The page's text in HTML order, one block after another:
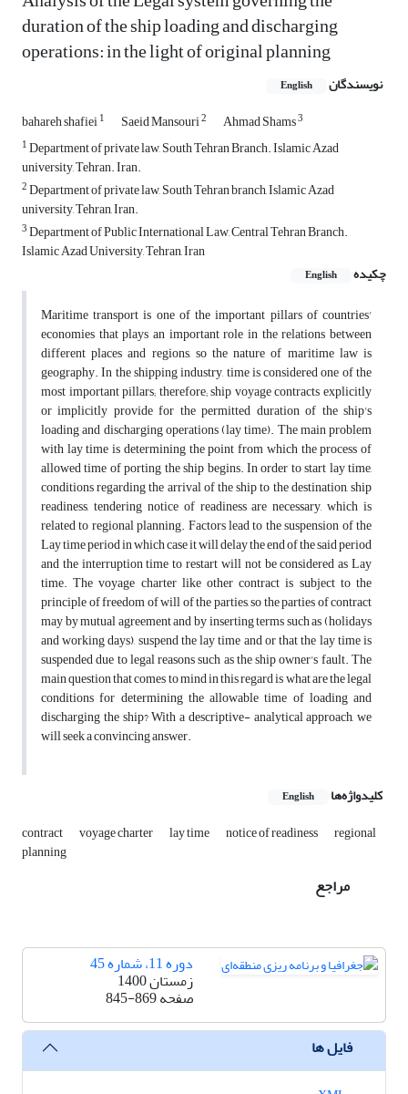
duration of the ship loading and discharging
operations: in the light of original planning
نویسندگان English
bahareh shafiei1 Saeid Mansouri2 Ahmad Shams3
1Department of private law, South Tehran Branch. Islamic Azad
university, Tehran. Iran.
2Department of private law, South Tehran branch, Islamic Azad
university, Tehran, Iran.
3Department of Public International Law, Central Tehran Branch.
Islamic Azad University, Tehran, Iran
چکیده
English
Maritime transport is one of the important pillars of countries'
economies that plays an important role in the relations between
different places and regions, so the nature of maritime law is
geography. In the shipping industry, time is considered one of the
most important pillars; therefore; ship voyage contracts explicitly
or implicitly provide for the permitted duration of the ship's
loading and discharging operations (lay time). The main problem
with lay time is determining the point from which the process of
allowed time of porting the ship begins. In order to start lay time,
conditions regarding the arrival of the ship to the destination, ship
readiness, tendering notice of readiness are necessary, which is
related to regional planning. Factors lead to the suspension of the
Lay time period in which case it will delay the end of the said period
and the interruption time to restart will not be considered as Lay
time. The voyage charter like other contract is subject to the
principle of freedom of will of the parties, so the parties of contract
may by mutual agreement and by inserting terms such as (holidays
and working days), suspend the lay time and or that the lay time is
suspended due to legal reasons such as the ship owner's fault. The
main question that comes to mind in this regard is what are the legal
conditions for determining the allowable time of loading and
discharging the ship? With a descriptive- analytical approach, we
will seek a convincing answer.
کلیدواژه‌ها English
contract voyage charter lay time notice of readiness regional
planning
مراجع
دوره 11، شماره 45
زمستان 1400
صفحه845-869
فایل ها